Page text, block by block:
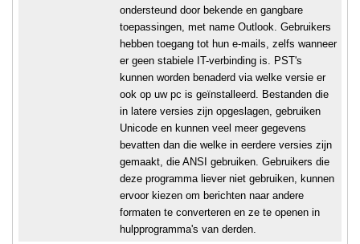
ondersteund door bekende en gangbare
toepassingen, met name Outlook. Gebruikers
hebben toegang tot hun e-mails, zelfs wanneer
er geen stabiele IT-verbinding is. PST's
kunnen worden benaderd via welke versie er
ook op uw pc is geïnstalleerd. Bestanden die
in latere versies zijn opgeslagen, gebruiken
Unicode en kunnen veel meer gegevens
bevatten dan die welke in eerdere versies zijn
gemaakt, die ANSI gebruiken. Gebruikers die
deze programma liever niet gebruiken, kunnen
ervoor kiezen om berichten naar andere
formaten te converteren en ze te openen in
hulpprogramma's van derden.